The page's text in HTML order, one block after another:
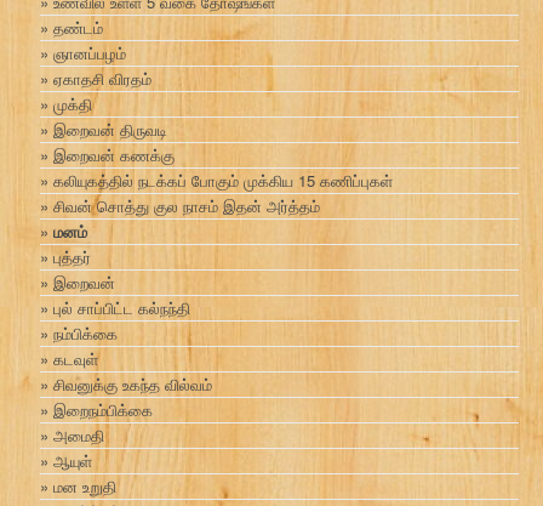
தண்டம்
ஞானப்பழம்
ஏகாதசி விரதம்
முக்தி
இறைவன் திருவடி
இறைவன் கணக்கு
கலியுகத்தில் நடக்கப் போகும் முக்கிய 15 கணிப்புகள்
சிவன் சொத்து குல நாசம் இதன் அர்த்தம்
மனம்
புத்தர்
இறைவன்
புல் சாப்பிட்ட கல்நந்தி
நம்பிக்கை
கடவுள்
சிவனுக்கு உகந்த வில்வம்
இறைநம்பிக்கை
அமைதி
ஆயுள்
மன உறுதி